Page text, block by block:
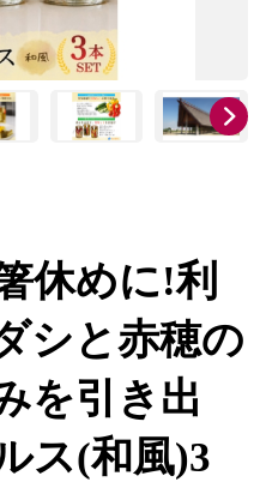
休めに!利
シと赤穂の
を引き出
ス(和風)3